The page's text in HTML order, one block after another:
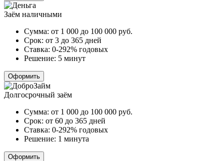
Заём наличными
Сумма: от 1 000 до 100 000 руб.
Срок: от 3 до 365 дней
Ставка: 0-292% годовых
Решение: 5 минут
Оформить
Долгосрочный заём
Сумма: от 1 000 до 100 000 руб.
Срок: от 60 до 365 дней
Ставка: 0-292% годовых
Решение: 1 минута
Оформить